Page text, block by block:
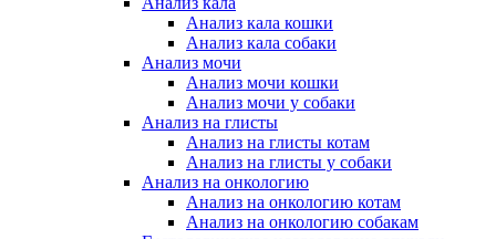
Анализ кала кошки
Анализ кала собаки
Анализ мочи
Анализ мочи кошки
Анализ мочи у собаки
Анализ на глисты
Анализ на глисты котам
Анализ на глисты у собаки
Анализ на онкологию
Анализ на онкологию котам
Анализ на онкологию собакам